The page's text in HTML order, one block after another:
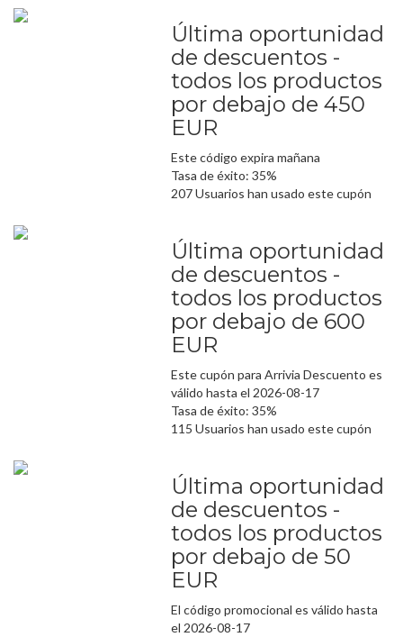
Última oportunidad
de descuentos -
todos los productos
por debajo de 450
EUR
Este código expira mañana
Tasa de éxito: 35%
207 Usuarios han usado este cupón
Última oportunidad
de descuentos -
todos los productos
por debajo de 600
EUR
Este cupón para Arrivia Descuento es
válido hasta el 2026-08-17
Tasa de éxito: 35%
115 Usuarios han usado este cupón
Última oportunidad
de descuentos -
todos los productos
por debajo de 50
EUR
El código promocional es válido hasta
el 2026-08-17